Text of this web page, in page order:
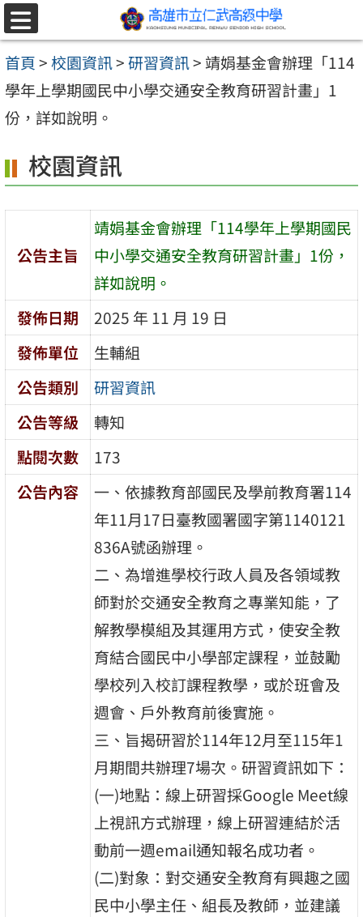
跳至主要內容區
選
單
首頁>校園資訊>研習資訊> 靖娟基金會辦理「114
學年上學期國民中小學交通安全教育研習計畫」1
份，詳如說明。
校園資訊
公告主旨
靖娟基金會辦理「114學年上學期國民
中小學交通安全教育研習計畫」1份，
詳如說明。
發佈日期
2025 年 11 月 19 日
發佈單位
生輔組
公告類別
研習資訊
公告等級
轉知
點閱次數
173
公告內容
一、依據教育部國民及學前教育署114
年11月17日臺教國署國字第1140121
836A號函辦理。
二、為增進學校行政人員及各領域教
師對於交通安全教育之專業知能，了
解教學模組及其運用方式，使安全教
育結合國民中小學部定課程，並鼓勵
學校列入校訂課程教學，或於班會及
週會、戶外教育前後實施。
三、旨揭研習於114年12月至115年1
月期間共辦理7場次。研習資訊如下：
(一)地點：線上研習採Google Meet線
上視訊方式辦理，線上研習連結於活
動前一週email通知報名成功者。
(二)對象：對交通安全教育有興趣之國
民中小學主任、組長及教師，並建議